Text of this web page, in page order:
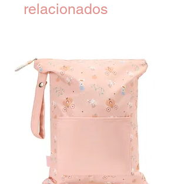
relacionados